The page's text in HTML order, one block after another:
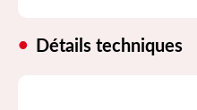
Détails techniques